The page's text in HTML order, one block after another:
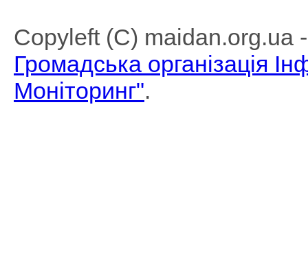
Copyleft (C) maidan.org.ua
Громадська організація
Моніторинг".